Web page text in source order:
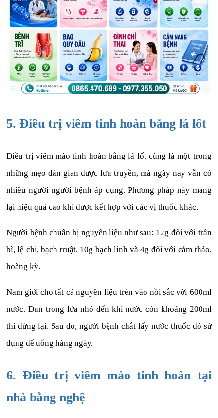
5. Điều trị viêm tinh hoàn bằng lá lốt
Điều trị viêm mào tinh hoàn bằng lá lốt cũng là một trong
những mẹo dân gian được lưu truyền, mà ngày nay vẫn có
nhiều người người bệnh áp dụng. Phương pháp này mang
lại hiệu quả cao khi được kết hợp với các vị thuốc khác.
Người bệnh chuẩn bị nguyên liệu như sau: 12g đối với trần
bì, lệ chi, bạch truật, 10g bạch linh và 4g đối với cảm thảo,
hoàng kỳ.
Nam giới cho tất cả nguyên liệu trên vào nồi sắc với 600ml
nước. Đun trong lửa nhỏ đến khi nước còn khoảng 200ml
thì dừng lại. Sau đó, người bệnh chắt lấy nước thuốc đó sử
dụng để uống hàng ngày.
6. Điều trị viêm mào tinh hoàn tại
nhà bằng nghệ